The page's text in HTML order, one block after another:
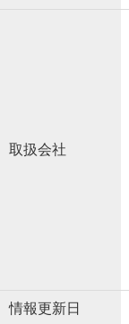
取扱会社
情報更新日